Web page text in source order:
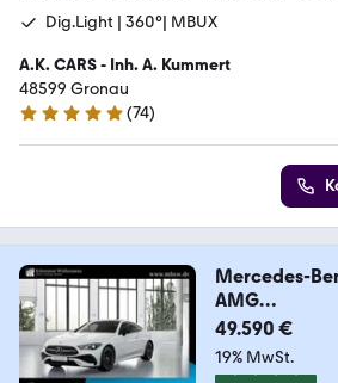
Dig.Light | 360°| MBUX
A.K. CARS - Inh. A. Kummert
48599 Gronau
5 Sterne
(74)
Mercedes-
AMG
*TW
49.590 €
19% MwSt.